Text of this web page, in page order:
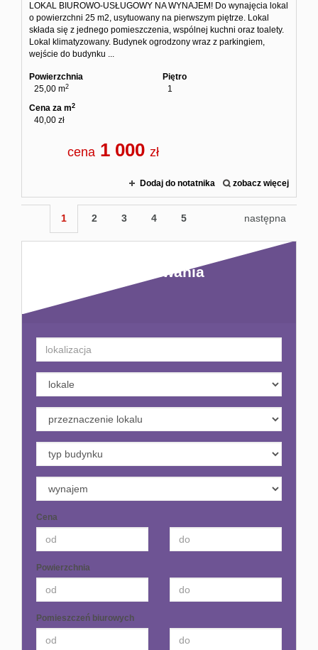
LOKAL BIUROWO-USŁUGOWY NA WYNAJEM! Do wynajęcia lokal
o powierzchni 25 m2, usytuowany na pierwszym piętrze. Lokal
składa się z jednego pomieszczenia, wspólnej kuchni oraz toalety.
Lokal klimatyzowany. Budynek ogrodzony wraz z parkingiem,
wejście do budynku ...
Powierzchnia
25,00 m2
Piętro
1
Cena za m2
40,00 zł
cena 1 000 zł
Dodaj do notatnika zobacz więcej
1 2 3 4 5 następna
Kryteria wyszukiwania
Cena
Powierzchnia
Pomieszczeń biurowych